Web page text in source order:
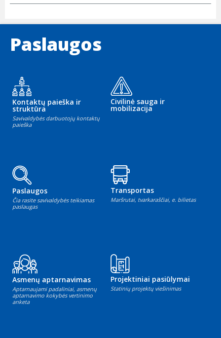
Paslaugos
Kontaktų paieška ir
struktūra
Savivaldybės darbuotojų kontaktų
paieška
Civilinė sauga ir
mobilizacija
Paslaugos
Čia rasite savivaldybės teikiamas
paslaugas
Transportas
Maršrutai, tvarkaraščiai, e. bilietas
Asmenų aptarnavimas
Aptarnaujami padaliniai, asmenų
aptarnavimo kokybės vertinimo
anketa
Projektiniai pasiūlymai
Statinių projektų viešinimas